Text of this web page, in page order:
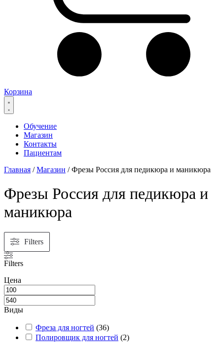
Корзина
Обучение
Магазин
Контакты
Пациентам
Главная /Магазин / Фрезы Россия для педикюра и маникюра
Фрезы Россия для педикюра и
маникюра
Filters
Filters
Цена
Виды
Фреза для ногтей (36)
Полировщик для ногтей (2)